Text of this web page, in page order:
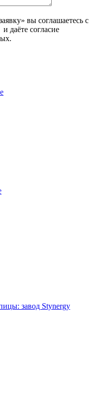
вы соглашаетесь с
и даёте согласие
завод Stynergy